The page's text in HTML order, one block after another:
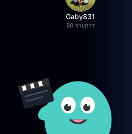
Gaby831
80 รายการ